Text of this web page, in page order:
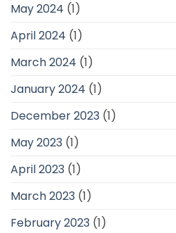
May 2024 (1)
April 2024 (1)
March 2024 (1)
January 2024 (1)
December 2023 (1)
May 2023 (1)
April 2023 (1)
March 2023 (1)
February 2023 (1)